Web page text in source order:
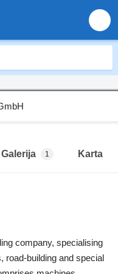
Galerija 1 Karta
company, specialising
road-building and special